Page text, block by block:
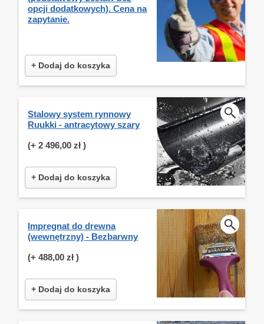
opcji dodatkowych). Cena na
zapytanie.
+ Dodaj do koszyka
Stalowy system rynnowy
Ruukki - antracytowy szary
(+ 2 496,00 zł )
+ Dodaj do koszyka
Impregnat do drewna
(wewnętrzny) - Bezbarwny
(+ 488,00 zł )
+ Dodaj do koszyka